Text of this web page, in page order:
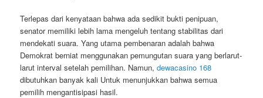
Terlepas dari kenyataan bahwa ada sedikit bukti penipuan,
senator memiliki lebih lama mengeluh tentang stabilitas dari
mendekati suara. Yang utama pembenaran adalah bahwa
Demokrat berniat menggunakan pemungutan suara yang berlarut-
larut interval setelah pemilihan. Namun,dewacasino 168
dibutuhkan banyak kali Untuk menunjukkan bahwa semua
pemilih mengantisipasi hasil.